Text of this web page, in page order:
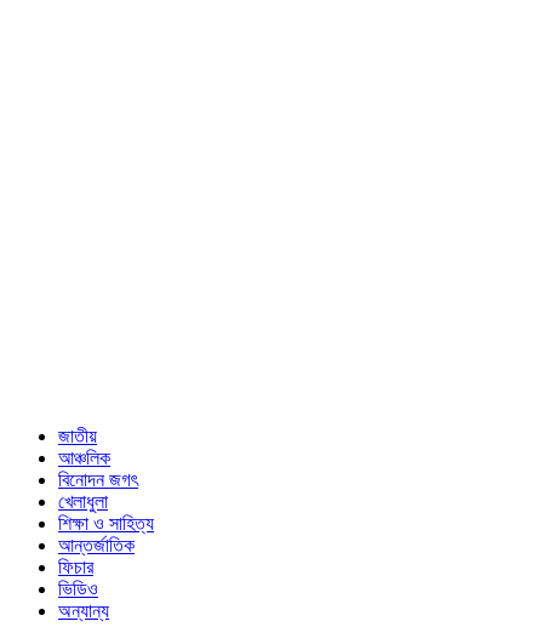
জাতীয়
আঞ্চলিক
বিনোদন জগৎ
খেলাধুলা
শিক্ষা ও সাহিত্য
আন্তর্জাতিক
ফিচার
ভিডিও
অন্যান্য